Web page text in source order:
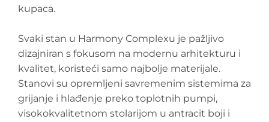
kupaca.
Svaki stan u Harmony Complexu je pažljivo
dizajniran s fokusom na modernu arhitekturu i
kvalitet, koristeći samo najbolje materijale.
Stanovi su opremljeni savremenim sistemima za
grijanje i hlađenje preko toplotnih pumpi,
visokokvalitetnom stolarijom u antracit boji i